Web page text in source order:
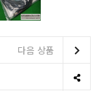
다음 상품